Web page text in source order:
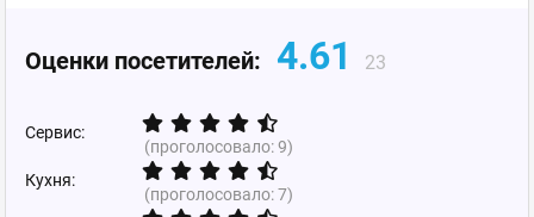
Оценки посетителей: 4.61 23
Сервис:
(проголосовало:9)
Кухня:
(проголосовало:7)